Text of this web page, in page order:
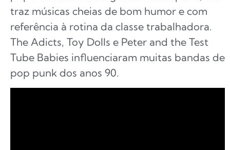
traz músicas cheias de bom humor e com
referência à rotina da classe trabalhadora.
The Adicts, Toy Dolls e Peter and the Test
Tube Babies influenciaram muitas bandas de
pop punk dos anos 90.